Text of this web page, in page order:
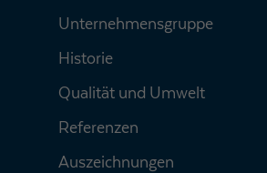
Unternehmensgruppe
Historie
Qualität und Umwelt
Referenzen
Auszeichnungen